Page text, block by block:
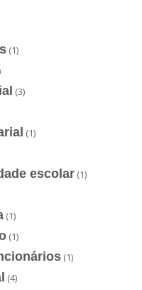
(1)
(3)
(1)
escolar (1)
(1)
(1)
(1)
(4)